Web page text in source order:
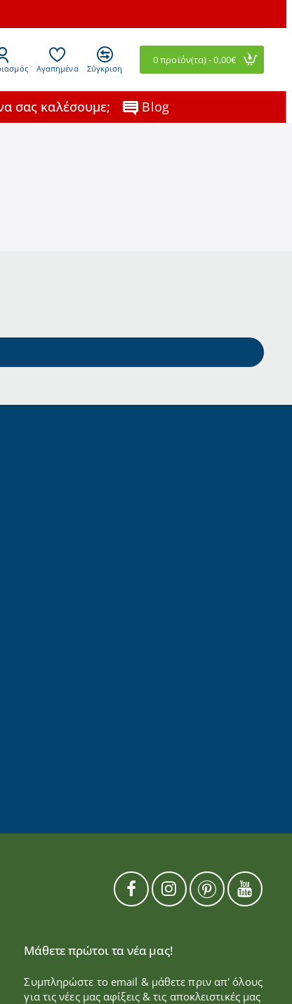
Αγαπημένα Σύγκριση
0 προϊόν(τα) - 0,00€
σας καλέσουμε; Blog
Μάθετε πρώτοι τα νέα μας!
Συμπληρώστε το email & μάθετε πριν απ' όλους
για τις νέες μας αφίξεις & τις αποκλειστικές μας